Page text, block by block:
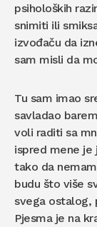
psiholoških
snimiti ili
izvođaču da
sam misli da
Tu sam imao
savladao
voli raditi sa
ispred mene je
tako da
budu što više
svega ostalog,
Pjesma je na